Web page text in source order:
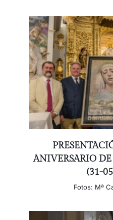
ANIVERSARIO
(31-
Fotos: Mª